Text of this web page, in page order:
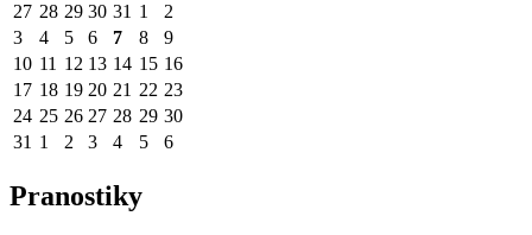
27 28 29 30 31 1
2
3
4 5 6 7 8
9
10 11 12 13 14 15 16
17 18 19 20 21 22 23
24 25 26 27 28 29 30
31 1 2 3 4 5 6
Pranostiky